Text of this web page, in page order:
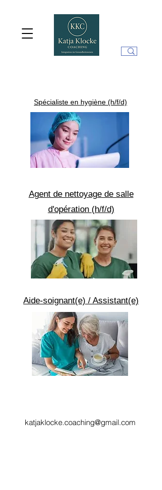
Spécialiste en hygiène (h/f/d)
Agent de nettoyage de salle
d'opération (h/f/d)
Aide-soignant(e) / Assistant(e)
katjaklocke.coaching@gmail.com